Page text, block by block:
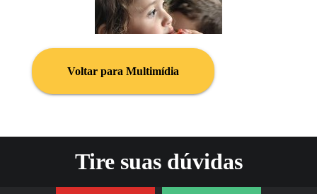
Voltar para Multimídia
Tire suas dúvidas